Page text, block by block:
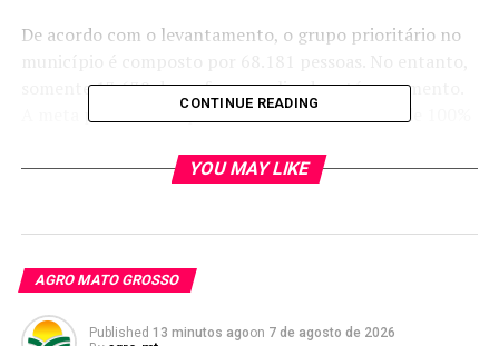
De acordo com o levantamento, o grupo prioritário no
somente 13.639 doses foram aplicadas até o momento.
A meta preconizada pelo Ministério da Saúde é de 100%
coletiva.
gestantes e puérperas, trabalhadores da saúde,
professores, povos indígenas, quilombolas, pessoas com
comorbidades ou deficiência permanente, além de
CONTINUE READING
YOU MAY LIKE
AGRO MATO GROSSO
Published 13 minutos agoon 7 de agosto de 2026